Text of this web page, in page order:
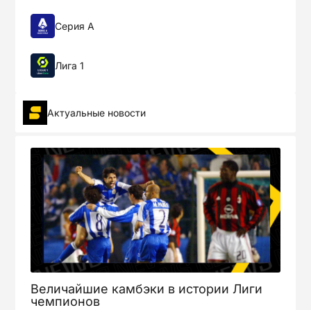
Серия А
Лига 1
Актуальные новости
Величайшие камбэки в истории Лиги
чемпионов